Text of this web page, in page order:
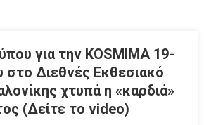
για την KOSMIMA 19-
Διεθνές Εκθεσιακό
χτυπά η «καρδιά»
(Δείτε το video)